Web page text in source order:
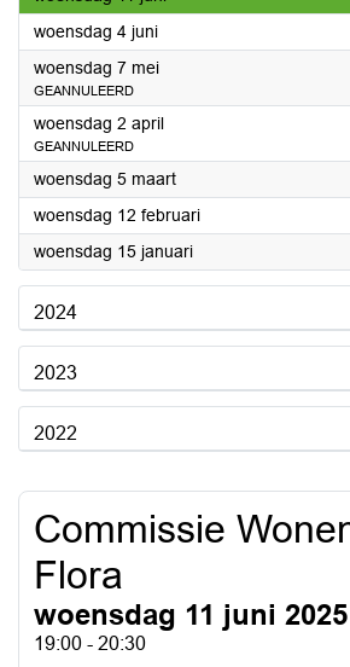
woensdag 4 juni2025
woensdag 7 mei2025
GEANNULEERD
woensdag 2 april2025
GEANNULEERD
woensdag 5 maart2025
woensdag 12 februari2025
woensdag 15 januari2025
2024
2023
2022
Commissie
Flora
woensdag 11 juni 2025
19:00 - 20:30